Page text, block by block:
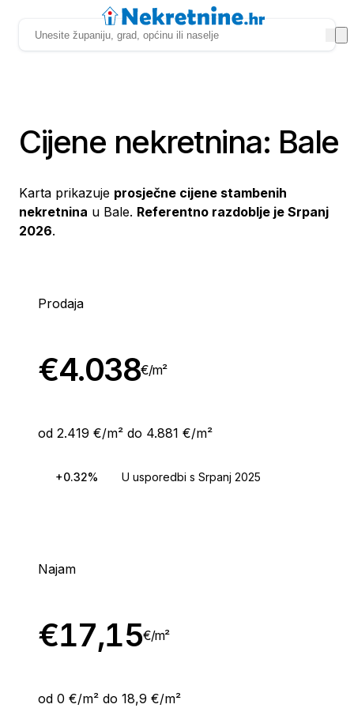
Cijene nekretnina: Bale
Karta prikazuje prosječne cijene stambenih
nekretnina u Bale. Referentno razdoblje je Srpanj
2026.
Prodaja
€4.038€/m²
od 2.419 €/m² do 4.881 €/m²
+0.32% U usporedbi s Srpanj 2025
Najam
€17,15€/m²
od 0 €/m² do 18,9 €/m²